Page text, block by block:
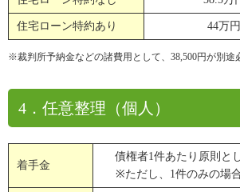
住宅ローン特約あり 44万
※裁判所予納金などの諸費用として、38,500円が別途
4．任意整理（個人）
着手金
債権者1件あたり原則と
※ただし、1件のみの場